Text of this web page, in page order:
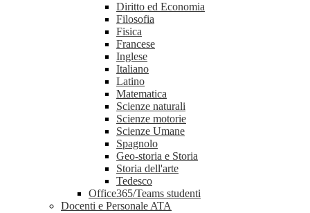
Diritto ed Economia
Filosofia
Fisica
Francese
Inglese
Italiano
Latino
Matematica
Scienze naturali
Scienze motorie
Scienze Umane
Spagnolo
Geo-storia e Storia
Storia dell'arte
Tedesco
Office365/Teams studenti
Docenti e Personale ATA